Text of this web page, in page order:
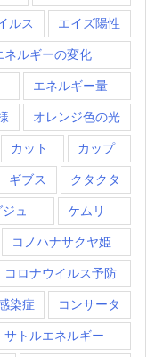
ルス エイズ陽性
ネルギーの変化
エネルギー量
オレンジ色の光
カット カップ
ギブス クタクタ
ュ ケムリ
コノハナサクヤ姫
コロナウイルス予防
染症 コンサータ
サトルエネルギー